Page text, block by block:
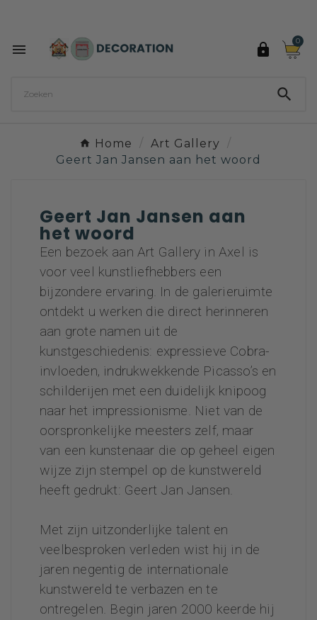
 
0

Home
Art Gallery
Geert Jan Jansen aan het woord
Geert Jan Jansen aan
het woord
Een bezoek aan Art Gallery in Axel is
voor veel kunstliefhebbers een
bijzondere ervaring. In de galerieruimte
ontdekt u werken die direct herinneren
aan grote namen uit de
kunstgeschiedenis: expressieve Cobra-
invloeden, indrukwekkende Picasso’s en
schilderijen met een duidelijk knipoog
naar het impressionisme. Niet van de
oorspronkelijke meesters zelf, maar
van een kunstenaar die op geheel eigen
wijze zijn stempel op de kunstwereld
heeft gedrukt: Geert Jan Jansen.
Met zijn uitzonderlijke talent en
veelbesproken verleden wist hij in de
jaren negentig de internationale
kunstwereld te verbazen en te
ontregelen. Begin jaren 2000 keerde hij